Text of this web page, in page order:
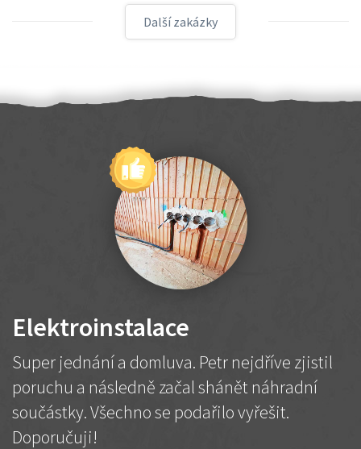
Další zakázky
Elektroinstalace
Super jednání a domluva. Petr nejdříve zjistil
poruchu a následně začal shánět náhradní
součástky. Všechno se podařilo vyřešit.
Doporučuji!